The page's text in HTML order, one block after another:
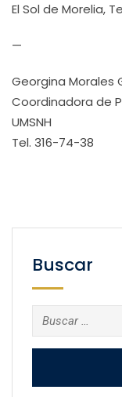
El Sol de Morelia,
—
Georgina Morales
Coordinadora de
UMSNH
Tel. 316-74-38
Buscar
Buscar: